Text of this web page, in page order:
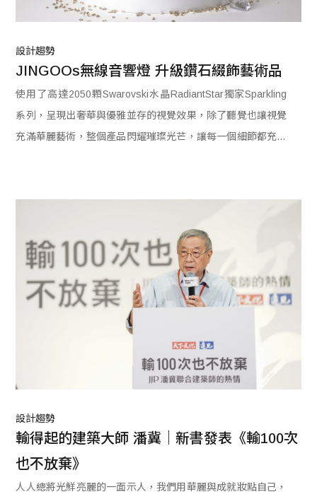
設計趨勢
JINGOOs無線音響燈 升級鑽石綴飾藝術品
使用了高達2050顆Swarovski水晶RadiantStar獨家Sparkling
系列，呈現出奢華與優雅並存的視覺效果，除了聽覺也讓視覺
充滿華麗藝術，整個產品閃耀璀璨光芒，讓每一個細節都充滿
設計趨勢
輸得起的建築大師 潘冀｜新書發表《輸100次
也不放棄》
人人總將光鮮亮麗的一面示人，我們用華麗與成就妝點自己，